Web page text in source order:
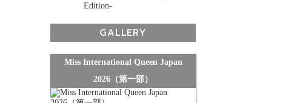
Edition-
GALLERY
Miss International Queen Japan
2026（第一部）